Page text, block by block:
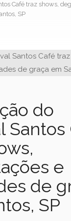
Café traz shows,
SP
do
Santos
e
de
SP